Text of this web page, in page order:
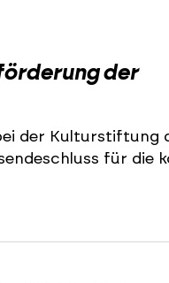
der
der Kulturstiftung
für die